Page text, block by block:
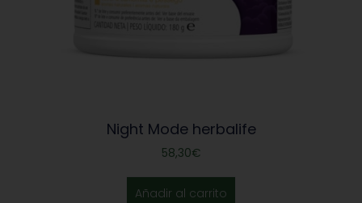
Night Mode herbalife
58,30€
Añadir al carrito